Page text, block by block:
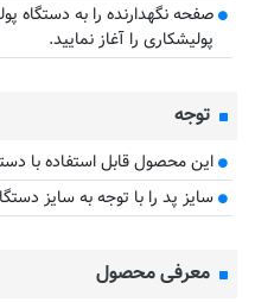
صفحه نگهدارنده را به دستگاه
پولیشکاری را آغاز نمایید.
توجه
این محصول قابل استفاده با
سایز پد را با توجه به سایز
معرفی محصول